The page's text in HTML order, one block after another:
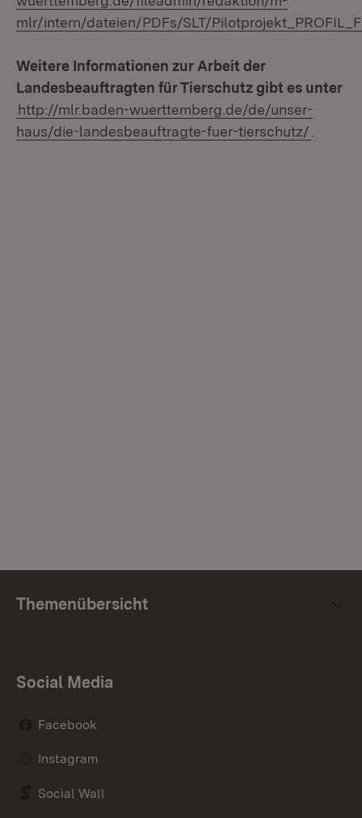
mlr/intern/dateien/PDFs/SLT/
Weitere Informationen zur Arbeit der
Landesbeauftragten für Tierschutz gibt es unter
http://mlr.baden-wuerttemberg.de/de/unser-
haus/die-landesbeauftragte-fuer-tierschutz/
Themenübersicht
Social Media
Facebook
Instagram
Social Wall